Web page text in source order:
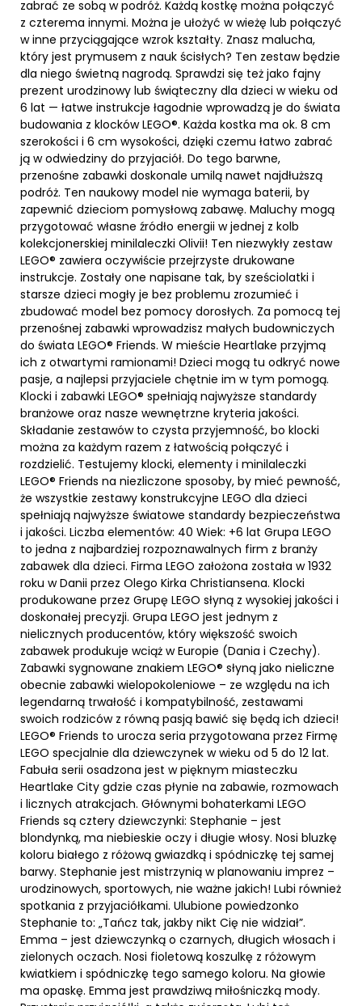
zabrać ze sobą w podróż. Każdą kostkę można połączyć
z czterema innymi. Można je ułożyć w wieżę lub połączyć
w inne przyciągające wzrok kształty. Znasz malucha,
który jest prymusem z nauk ścisłych? Ten zestaw będzie
dla niego świetną nagrodą. Sprawdzi się też jako fajny
prezent urodzinowy lub świąteczny dla dzieci w wieku od
6 lat — łatwe instrukcje łagodnie wprowadzą je do świata
budowania z klocków LEGO®. Każda kostka ma ok. 8 cm
szerokości i 6 cm wysokości, dzięki czemu łatwo zabrać
ją w odwiedziny do przyjaciół. Do tego barwne,
przenośne zabawki doskonale umilą nawet najdłuższą
podróż. Ten naukowy model nie wymaga baterii, by
zapewnić dzieciom pomysłową zabawę. Maluchy mogą
przygotować własne źródło energii w jednej z kolb
kolekcjonerskiej minilaleczki Olivii! Ten niezwykły zestaw
LEGO® zawiera oczywiście przejrzyste drukowane
instrukcje. Zostały one napisane tak, by sześciolatki i
starsze dzieci mogły je bez problemu zrozumieć i
zbudować model bez pomocy dorosłych. Za pomocą tej
przenośnej zabawki wprowadzisz małych budowniczych
do świata LEGO® Friends. W mieście Heartlake przyjmą
ich z otwartymi ramionami! Dzieci mogą tu odkryć nowe
pasje, a najlepsi przyjaciele chętnie im w tym pomogą.
Klocki i zabawki LEGO® spełniają najwyższe standardy
branżowe oraz nasze wewnętrzne kryteria jakości.
Składanie zestawów to czysta przyjemność, bo klocki
można za każdym razem z łatwością połączyć i
rozdzielić. Testujemy klocki, elementy i minilaleczki
LEGO® Friends na niezliczone sposoby, by mieć pewność,
że wszystkie zestawy konstrukcyjne LEGO dla dzieci
spełniają najwyższe światowe standardy bezpieczeństwa
i jakości. Liczba elementów: 40 Wiek: +6 lat Grupa LEGO
to jedna z najbardziej rozpoznawalnych firm z branży
zabawek dla dzieci. Firma LEGO założona została w 1932
roku w Danii przez Olego Kirka Christiansena. Klocki
produkowane przez Grupę LEGO słyną z wysokiej jakości i
doskonałej precyzji. Grupa LEGO jest jednym z
nielicznych producentów, który większość swoich
zabawek produkuje wciąż w Europie (Dania i Czechy).
Zabawki sygnowane znakiem LEGO® słyną jako nieliczne
obecnie zabawki wielopokoleniowe – ze względu na ich
legendarną trwałość i kompatybilność, zestawami
swoich rodziców z równą pasją bawić się będą ich dzieci!
LEGO® Friends to urocza seria przygotowana przez Firmę
LEGO specjalnie dla dziewczynek w wieku od 5 do 12 lat.
Fabuła serii osadzona jest w pięknym miasteczku
Heartlake City gdzie czas płynie na zabawie, rozmowach
i licznych atrakcjach. Głównymi bohaterkami LEGO
Friends są cztery dziewczynki: Stephanie – jest
blondynką, ma niebieskie oczy i długie włosy. Nosi bluzkę
koloru białego z różową gwiazdką i spódniczkę tej samej
barwy. Stephanie jest mistrzynią w planowaniu imprez –
urodzinowych, sportowych, nie ważne jakich! Lubi również
spotkania z przyjaciółkami. Ulubione powiedzonko
Stephanie to: „Tańcz tak, jakby nikt Cię nie widział”.
Emma – jest dziewczynką o czarnych, długich włosach i
zielonych oczach. Nosi fioletową koszulkę z różowym
kwiatkiem i spódniczkę tego samego koloru. Na głowie
ma opaskę. Emma jest prawdziwą miłośniczką mody.